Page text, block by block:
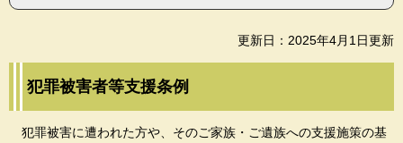
更新日：2025年4月1日更新
犯罪被害者等支援条例
犯罪被害に遭われた方や、そのご家族・ご遺族への支援施策の基